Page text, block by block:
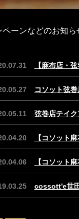
ーンなどのお知ら
【麻布店・
コソット弦
弦巻店テイ
【コソット
【コソット
cossott'e世